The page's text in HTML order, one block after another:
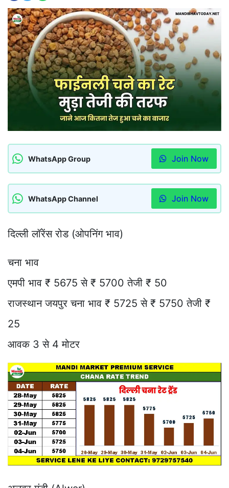
WhatsApp Group Join Now
WhatsApp Channel Join Now
दिल्ली लॉरेंस रोड (ओपनिंग भाव)
चना भाव
एमपी भाव ₹ 5675 से ₹ 5700 तेजी ₹ 50
राजस्थान जयपुर चना भाव ₹ 5725 से ₹ 5750 तेजी ₹
25
आवक 3 से 4 मोटर